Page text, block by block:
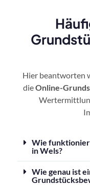
Hier beantworten
dieOnline-
Wie
in Wels?
Wie genau ist